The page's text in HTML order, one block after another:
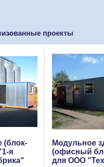
проекты
(блок-
я
Модульное
(офисный
для ООО